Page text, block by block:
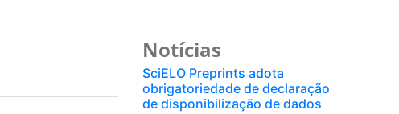
Notícias
SciELO Preprints adota
obrigatoriedade de declaração
de disponibilização de dados